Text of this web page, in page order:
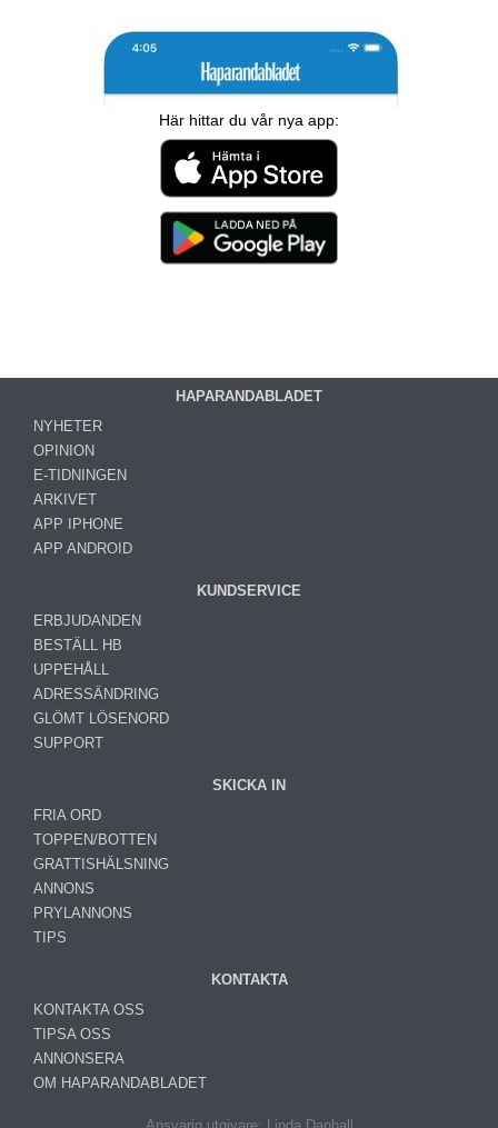
Här hittar du vår nya app:
HAPARANDABLADET
NYHETER
OPINION
E-TIDNINGEN
ARKIVET
APP IPHONE
APP ANDROID
KUNDSERVICE
ERBJUDANDEN
BESTÄLL HB
UPPEHÅLL
ADRESSÄNDRING
GLÖMT LÖSENORD
SUPPORT
SKICKA IN
FRIA ORD
TOPPEN/BOTTEN
GRATTISHÄLSNING
ANNONS
PRYLANNONS
TIPS
KONTAKTA
KONTAKTA OSS
TIPSA OSS
ANNONSERA
OM HAPARANDABLADET